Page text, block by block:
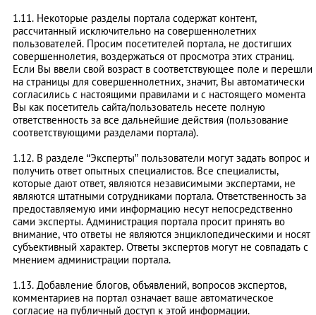
1.11. Некоторые разделы портала содержат контент,
рассчитанный исключительно на совершеннолетних
пользователей. Просим посетителей портала, не достигших
совершеннолетия, воздержаться от просмотра этих страниц.
Если Вы ввели свой возраст в соответствующее поле и перешли
на страницы для совершеннолетних, значит, Вы автоматически
согласились с настоящими правилами и с настоящего момента
Вы как посетитель сайта/пользователь несете полную
ответственность за все дальнейшие действия (пользование
соответствующими разделами портала).
1.12. В разделе “Эксперты” пользователи могут задать вопрос и
получить ответ опытных специалистов. Все специалисты,
которые дают ответ, являются независимыми экспертами, не
являются штатными сотрудниками портала. Ответственность за
предоставляемую ими информацию несут непосредственно
сами эксперты. Администрация портала просит принять во
внимание, что ответы не являются энциклопедическими и носят
субъективный характер. Ответы экспертов могут не совпадать с
мнением администрации портала.
1.13. Добавление блогов, объявлений, вопросов экспертов,
комментариев на портал означает ваше автоматическое
согласие на публичный доступ к этой информации.